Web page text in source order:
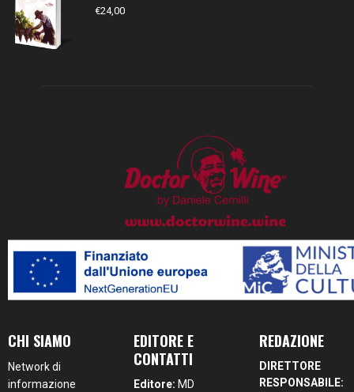
€24,00
CHI SIAMO
Network di
informazione
EDITORE E
CONTATTI
Editore: MD
REDAZIONE
DIRETTORE
RESPONSABILE: